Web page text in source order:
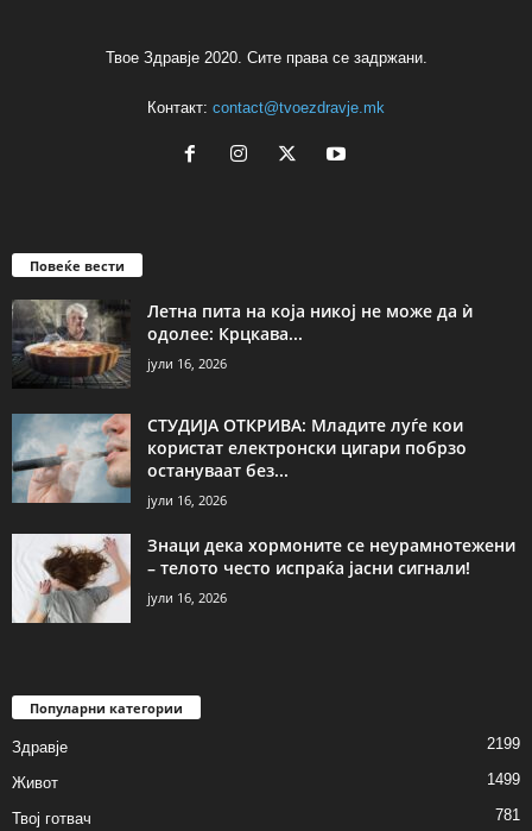
Твое Здравје 2020. Сите права се задржани.
Контакт: contact@tvoezdravje.mk
Повеќе вести
Летна пита на која никој не може да ѝ
одолее: Крцкава...
јули 16, 2026
СТУДИЈА ОТКРИВА: Младите луѓе кои
користат електронски цигари побрзо
остануваат без...
јули 16, 2026
Знаци дека хормоните се неурамнотежени
– телото често испраќа јасни сигнали!
јули 16, 2026
Популарни категории
Здравје 2199
Живот 1499
Твој готвач 781